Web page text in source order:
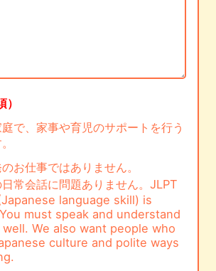
）
で、家事や育児のサポートを行う
お仕事ではありません。
常会話に問題ありません。JLPT
language skill) is
must speak and understand
We also want people who
culture and polite ways